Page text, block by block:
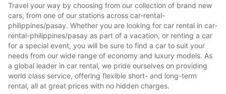
Travel your way by choosing from our collection of brand new
cars, from one of our stations across car-rental-
philippines/pasay. Whether you are looking for car rental in car-
rental-philippines/pasay as part of a vacation, or renting a car
for a special event, you will be sure to find a car to suit your
needs from our wide range of economy and luxury models. As
a global leader in car rental, we pride ourselves on providing
world class service, offering flexible short- and long-term
rental, all at great prices with no hidden charges.